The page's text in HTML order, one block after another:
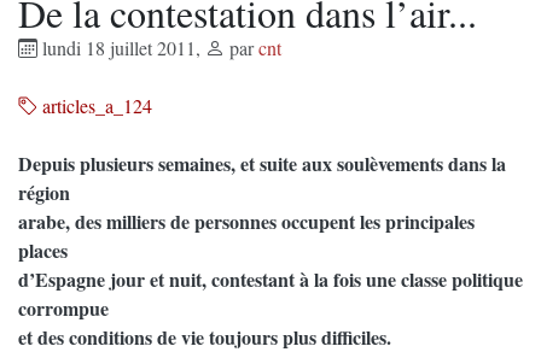
De la contestation dans l’air...
lundi 18 juillet 2011, parcnt
articles_a_124
Depuis plusieurs semaines, et suite aux soulèvements dans la
région
arabe, des milliers de personnes occupent les principales
places
d’Espagne jour et nuit, contestant à la fois une classe politique
corrompue
et des conditions de vie toujours plus difficiles.